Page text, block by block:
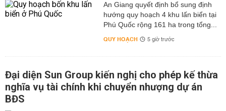
An Giang quyết định bổ sung định
hướng quy hoạch 4 khu lấn biển tại
Phú Quốc rộng 161 ha trong tổng...
QUY HOẠCH 5 giờ trước
Đại diện Sun Group kiến nghị cho phép kế thừa
nghĩa vụ tài chính khi chuyển nhượng dự án
BĐS